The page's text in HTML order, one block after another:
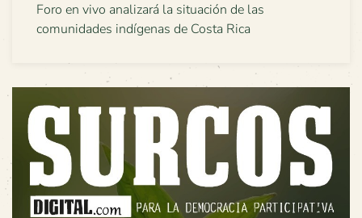
Foro en vivo analizará la situación de las
comunidades indígenas de Costa Rica